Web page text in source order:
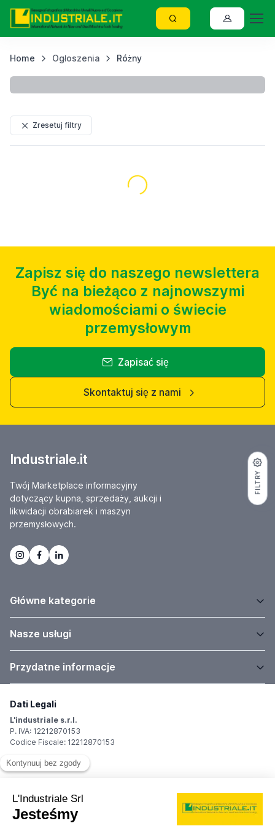
Home Ogłoszenia Różny
Zresetuj filtry
Załadunek...
Zapisz się do naszego newslettera
Być na bieżąco z najnowszymi
wiadomościami o świecie
przemysłowym
Zapisać się
Skontaktuj się z nami
Industriale.it
Twój Marketplace informacyjny
dotyczący kupna, sprzedaży, aukcji i
likwidacji obrabiarek i maszyn
przemysłowych.
Główne kategorie
Nasze usługi
Przydatne informacje
Dati Legali
L'industriale s.r.l.
P. IVA: 12212870153
Codice Fiscale: 12212870153
Sede Legale
20148 Milano (MI)
Italy
FILTRY